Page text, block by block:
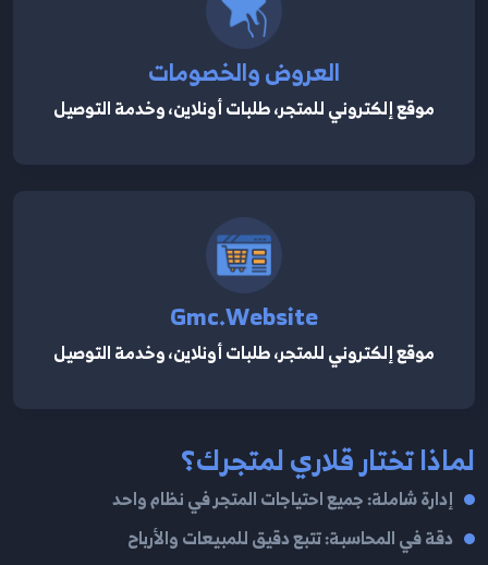
العروض والخصومات
موقع إلكتروني للمتجر، طلبات أونلاين، وخدمة التوصيل
Gmc.website
موقع إلكتروني للمتجر، طلبات أونلاين، وخدمة التوصيل
لماذا تختار قلاري لمتجرك؟
إدارة شاملة: جميع احتياجات المتجر في نظام واحد
دقة في المحاسبة: تتبع دقيق للمبيعات والأرباح